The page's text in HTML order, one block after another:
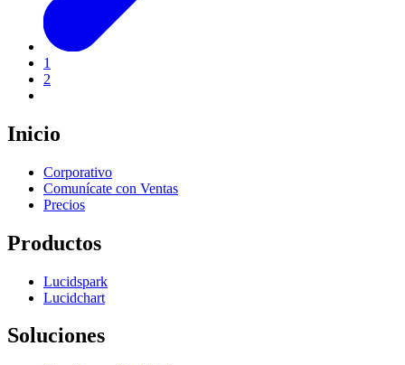
1
2
Inicio
Corporativo
Comunícate con Ventas
Precios
Productos
Lucidspark
Lucidchart
Soluciones